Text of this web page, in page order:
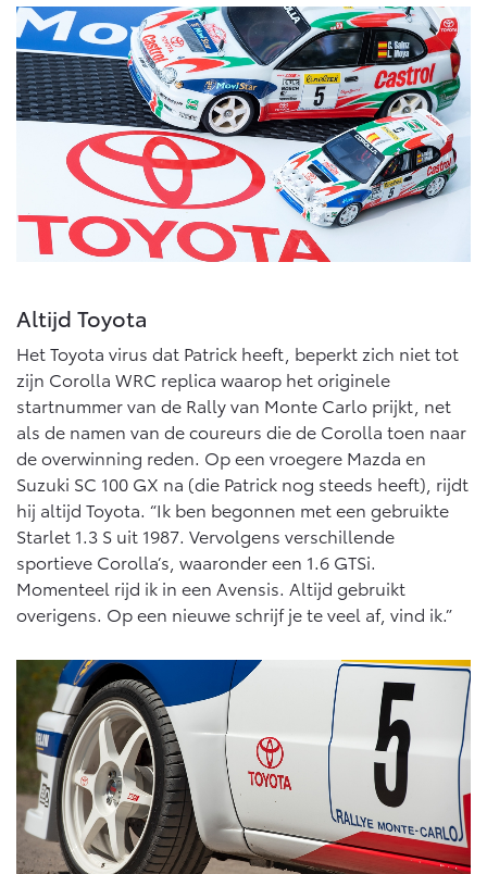
Altijd Toyota
Het Toyota virus dat Patrick heeft, beperkt zich niet tot
zijn Corolla WRC replica waarop het originele
startnummer van de Rally van Monte Carlo prijkt, net
als de namen van de coureurs die de Corolla toen naar
de overwinning reden. Op een vroegere Mazda en
Suzuki SC 100 GX na (die Patrick nog steeds heeft), rijdt
hij altijd Toyota. “Ik ben begonnen met een gebruikte
Starlet 1.3 S uit 1987. Vervolgens verschillende
sportieve Corolla’s, waaronder een 1.6 GTSi.
Momenteel rijd ik in een Avensis. Altijd gebruikt
overigens. Op een nieuwe schrijf je te veel af, vind ik.”